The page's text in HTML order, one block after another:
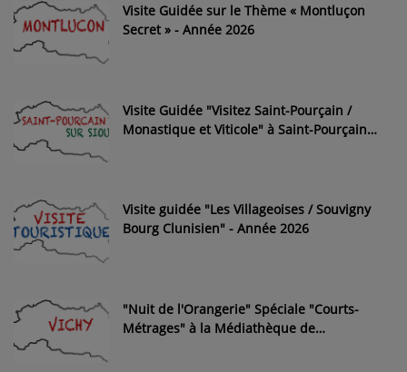
Visite Guidée sur le Thème « Montluçon
Secret » - Année 2026
Visite Guidée "Visitez Saint-Pourçain /
Monastique et Viticole" à Saint-Pourçain-
Visite guidée "Les Villageoises / Souvigny
Bourg Clunisien" - Année 2026
"Nuit de l'Orangerie" Spéciale "Courts-
Métrages" à la Médiathèque de